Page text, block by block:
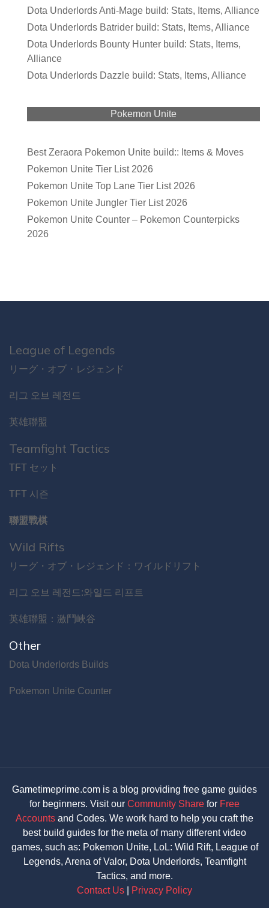
Dota Underlords Anti-Mage build: Stats, Items, Alliance
Dota Underlords Batrider build: Stats, Items, Alliance
Dota Underlords Bounty Hunter build: Stats, Items,
Alliance
Dota Underlords Dazzle build: Stats, Items, Alliance
Pokemon Unite
Best Zeraora Pokemon Unite build:: Items & Moves
Pokemon Unite Tier List 2026
Pokemon Unite Top Lane Tier List 2026
Pokemon Unite Jungler Tier List 2026
Pokemon Unite Counter – Pokemon Counterpicks
2026
League of Legends
リーグ・オブ・レジェンド
리그 오브 레전드
英雄聯盟
Teamfight Tactics
TFT セット
TFT 시즌
聯盟戰棋
Wild Rifts
リーグ・オブ・レジェンド：ワイルドリフト
리그 오브 레전드:와일드 리프트
英雄聯盟：激鬥峽谷
Other
Dota Underlords Builds
Pokemon Unite Counter
Gametimeprime.com is a blog providing free game guides
for beginners. Visit our Community Share for Free
Accounts and Codes. We work hard to help you craft the
best build guides for the meta of many different video
games, such as: Pokemon Unite, LoL: Wild Rift, League of
Legends, Arena of Valor, Dota Underlords, Teamfight
Tactics, and more.
Contact Us
Privacy Policy